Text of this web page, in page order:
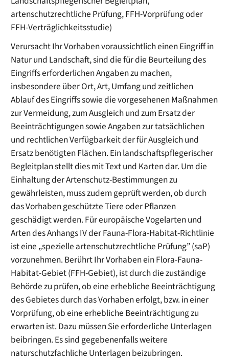
artenschutzrechtliche Prüfung, FFH-Vorprüfung oder
FFH-Verträglichkeitsstudie)
Verursacht Ihr Vorhaben voraussichtlich einen Eingriff in
Natur und Landschaft, sind die für die Beurteilung des
Eingriffs erforderlichen Angaben zu machen,
insbesondere über Ort, Art, Umfang und zeitlichen
Ablauf des Eingriffs sowie die vorgesehenen Maßnahmen
zur Vermeidung, zum Ausgleich und zum Ersatz der
Beeinträchtigungen sowie Angaben zur tatsächlichen
und rechtlichen Verfügbarkeit der für Ausgleich und
Ersatz benötigten Flächen. Ein landschaftspflegerischer
Begleitplan stellt dies mit Text und Karten dar. Um die
Einhaltung der Artenschutz-Bestimmungen zu
gewährleisten, muss zudem geprüft werden, ob durch
das Vorhaben geschützte Tiere oder Pflanzen
geschädigt werden. Für europäische Vogelarten und
Arten des Anhangs IV der Fauna-Flora-Habitat-Richtlinie
ist eine „spezielle artenschutzrechtliche Prüfung” (saP)
vorzunehmen. Berührt Ihr Vorhaben ein Flora-Fauna-
Habitat-Gebiet (FFH-Gebiet), ist durch die zuständige
Behörde zu prüfen, ob eine erhebliche Beeinträchtigung
des Gebietes durch das Vorhaben erfolgt, bzw. in einer
Vorprüfung, ob eine erhebliche Beeinträchtigung zu
erwarten ist. Dazu müssen Sie erforderliche Unterlagen
beibringen. Es sind gegebenenfalls weitere
naturschutzfachliche Unterlagen beizubringen.